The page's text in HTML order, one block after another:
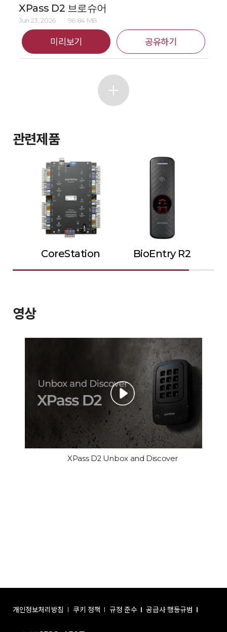
XPass D2 브로슈어
Jun 23, 2026 96.84 MB
미리보기 공유하기
관련제품
CoreStation BioEntry R2
영상
XPass D2 Unbox and Discover
개인정보처리방침 쿠키 정책 규정 준수 공급사 행동규범